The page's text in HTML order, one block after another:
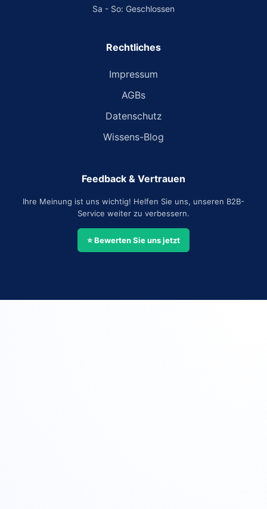
Sa - So: Geschlossen
Rechtliches
Impressum
AGBs
Datenschutz
Wissens-Blog
Feedback & Vertrauen
Ihre Meinung ist uns wichtig! Helfen Sie uns, unseren B2B-
Service weiter zu verbessern.
⭐ Bewerten Sie uns jetzt